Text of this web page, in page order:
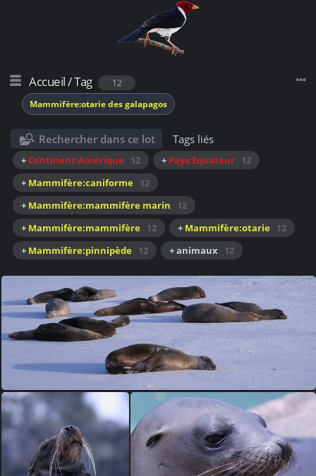
Accueil/Tag
12
Mammifère:otarie des galapagos
Rechercher dans ce lot Tags liés
+Continent:Amérique 12 + Pays:Equateur 12
+ Mammifère:caniforme
12
+ Mammifère:mammifère marin
12
+ Mammifère:mammifère 12 + Mammifère:otarie
12
+ Mammifère:pinnipède 12 + animaux 12